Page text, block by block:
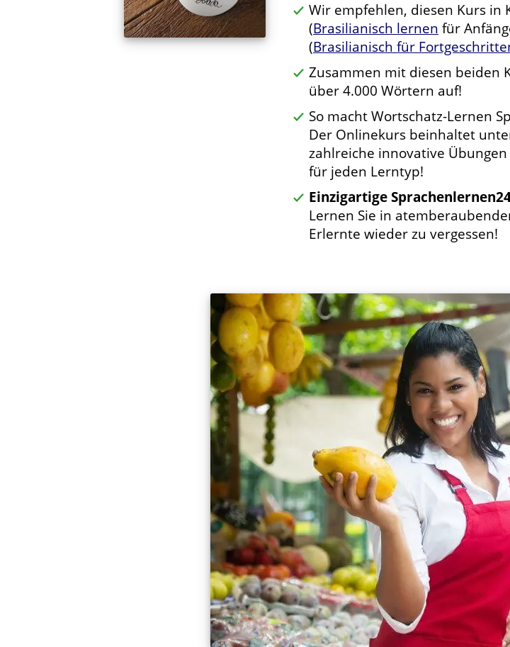
Wir empfehlen, diesen Kurs in
(Brasilianisch lernen für
(Brasilianisch für
Zusammen mit diesen beiden
über 4.000 Wörtern auf!
So macht Wortschatz-Lernen
Der Onlinekurs beinhaltet
zahlreiche innovative
für jeden Lerntyp!
Einzigartige
Lernen Sie in
Erlernte wieder zu vergessen!